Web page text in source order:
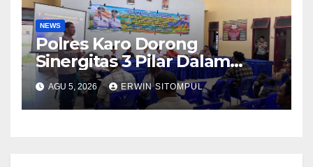
NEWS
Polres Karo Dorong
Sinergitas 3 Pilar Dalam
Pelatihan Pencengahan dan
Mitigasi Bencana Tahun 2026
AGU 5, 2026 ERWIN SITOMPUL